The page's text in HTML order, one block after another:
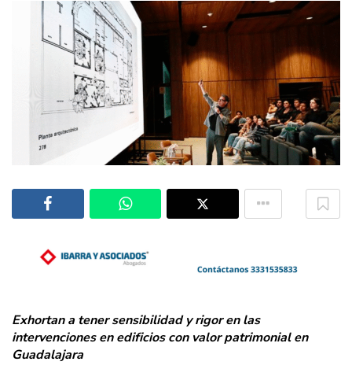
Exhortan a tener sensibilidad y rigor en las
intervenciones en edificios con valor patrimonial en
Guadalajara